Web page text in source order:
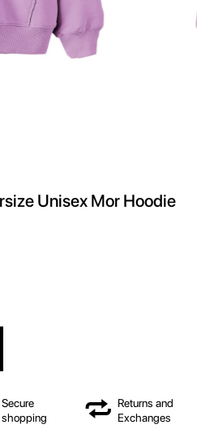
Unisex Mor Hoodie
Secure
shopping
Returns and
Exchanges